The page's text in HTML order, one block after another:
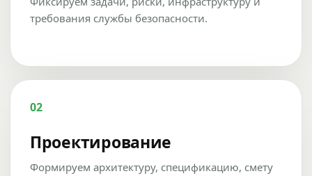
требования службы безопасности.
02
Проектирование
Формируем архитектуру, спецификацию, смету